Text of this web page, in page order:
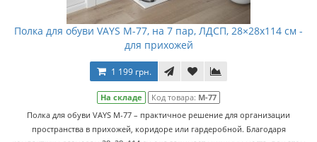
Полка для обуви VAYS M-77, на 7 пар, ЛДСП, 28×28x114 см -
для прихожей
1 199 грн.
На складе Код товара: M-77
Полка для обуви VAYS M-77 – практичное решение для организации
пространства в прихожей, коридоре или гардеробной. Благодаря